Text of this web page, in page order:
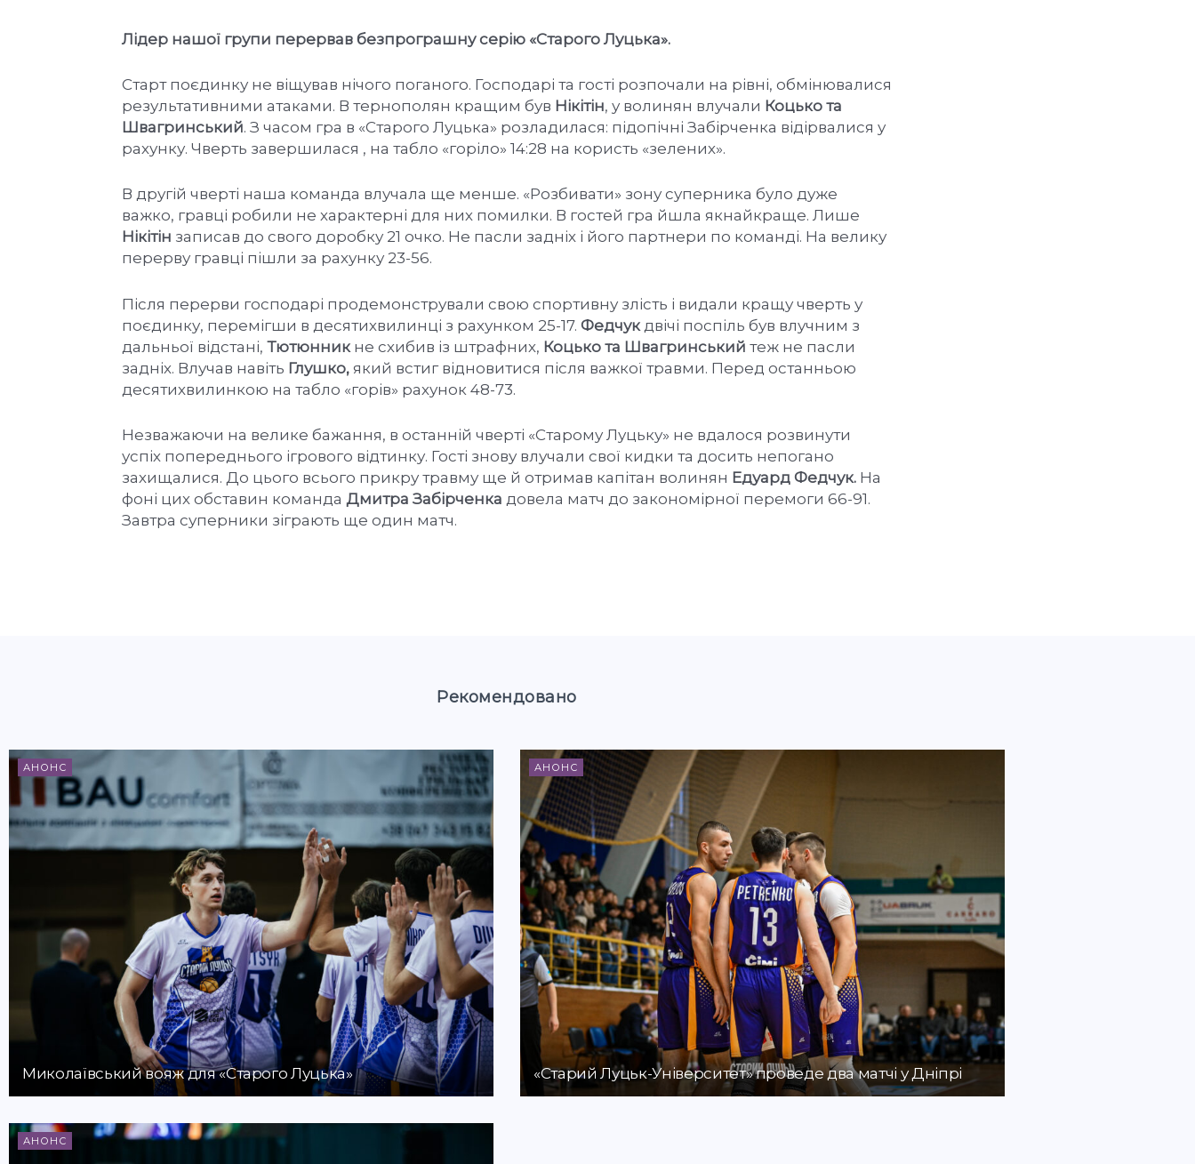
Лідер нашої групи перервав безпрограшну серію «Старого Луцька».
Старт поєдинку не віщував нічого поганого. Господарі та гості розпочали на рівні, обмінювалися
результативними атаками. В тернополян кращим був Нікітін, у волинян влучали Коцько та
Швагринський. З часом гра в «Старого Луцька» розладилася: підопічні Забірченка відірвалися у
рахунку. Чверть завершилася , на табло «горіло» 14:28 на користь «зелених».
В другій чверті наша команда влучала ще менше. «Розбивати» зону суперника було дуже
важко, гравці робили не характерні для них помилки. В гостей гра йшла якнайкраще. Лише
Нікітін записав до свого доробку 21 очко. Не пасли задніх і його партнери по команді. На велику
перерву гравці пішли за рахунку 23-56.
Після перерви господарі продемонстрували свою спортивну злість і видали кращу чверть у
поєдинку, перемігши в десятихвилинці з рахунком 25-17. Федчук двічі поспіль був влучним з
дальньої відстані, Тютюнник не схибив із штрафних, Коцько та Швагринський теж не пасли
задніх. Влучав навіть Глушко, який встиг відновитися після важкої травми. Перед останньою
десятихвилинкою на табло «горів» рахунок 48-73.
Незважаючи на велике бажання, в останній чверті «Старому Луцьку» не вдалося розвинути
успіх попереднього ігрового відтинку. Гості знову влучали свої кидки та досить непогано
захищалися. До цього всього прикру травму ще й отримав капітан волинян Едуард Федчук.На
фоні цих обставин команда Дмитра Забірченка довела матч до закономірної перемоги 66-91.
Завтра суперники зіграють ще один матч.
Рекомендовано
АНОНС
Миколаївський вояж для «Старого Луцька»
АНОНС
«Старий Луцьк-Університет» проведе два матчі у Дніпрі
АНОНС